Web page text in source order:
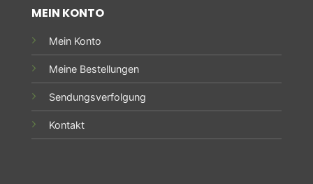
MEIN KONTO
Mein Konto
Meine Bestellungen
Sendungsverfolgung
Kontakt